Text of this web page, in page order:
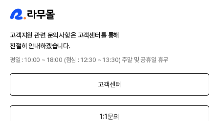
고객지원 관련 문의사항은 고객센터를 통해
친절히 안내하겠습니다.
평일 : 10:00 ~ 18:00 (점심 : 12:30 ~ 13:30) 주말 및 공휴일 휴무
고객센터
1:1문의